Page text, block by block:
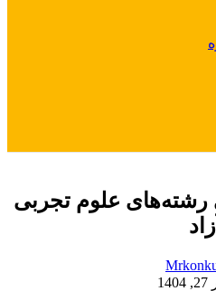
رشته‌های علوم تجربی